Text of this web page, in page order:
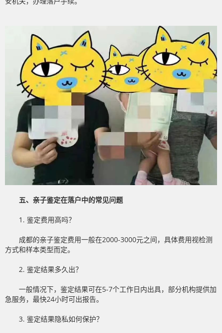
五、亲子鉴定在落户中的常见问题
1. 鉴定费用高吗？
成都的亲子鉴定费用一般在2000-3000元之间，具体费用视检测
方式和样本类型而定。
2. 鉴定结果多久出？
一般情况下，鉴定结果可在5-7个工作日内出具，部分机构提供加
急服务，最快24小时可出报告。
3. 鉴定结果隐私如何保护？